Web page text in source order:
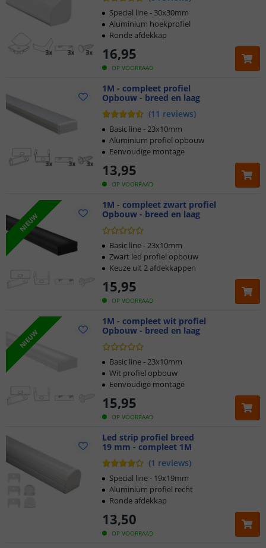
OP VOORRAAD
16,95
Special line - 30x30mm
Aluminium hoekprofiel
Ronde afdekkap
1M - compleet profiel
Opbouw - breed en laag
(11 reviews)
OP VOORRAAD
13,95
Basic line - 23x10mm
Aluminium profiel opbouw
Eenvoudige montage
NIEUW
1M - compleet zwart profiel
Opbouw - breed en laag
OP VOORRAAD
15,95
Basic line - 23x10mm
Zwart led profiel opbouw
Keuze uit 2 afdekkappen
NIEUW
1M - compleet wit profiel
Opbouw - breed en laag
OP VOORRAAD
15,95
Basic line - 23x10mm
Wit profiel opbouw
Eenvoudige montage
Led strip profiel breed
19 mm - compleet 1M
(1 reviews)
OP VOORRAAD
13,50
Special line - 19x19mm
Aluminium profiel recht
Ronde afdekkap
Klantbeoordeling 9.1
Voor 23:45 uur besteld,morgen in huis
2 jaar garantie
Gratis verzending vanaf € 20,-